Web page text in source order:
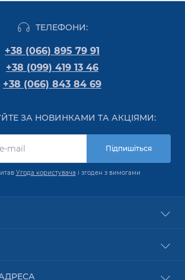
ТЕЛЕФОНИ:
+38 (066) 895 79 91
+38 (099) 419 13 46
+38 (066) 843 84 69
ЗА НОВИНКАМИ ТА АКЦІЯМИ:
Підпишіться
Угода користувача і згоден з вимогами